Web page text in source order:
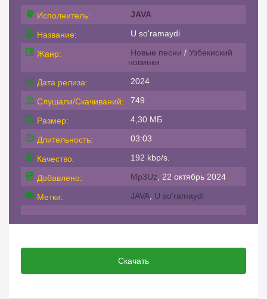
Исполнитель: JAVA
Название: U so'ramaydi
Жанр: Новые песни / Узбекиский
новинки
Дата релиза: 2024
Слушали/Скачиваний: 749
Размер: 4,30 МБ
Длительность: 03:03
Качество: 192 kbp/s.
Добавлено: Mp3Uz , 22 октябрь 2024
Метки: JAVA U so'ramaydi
Скачать